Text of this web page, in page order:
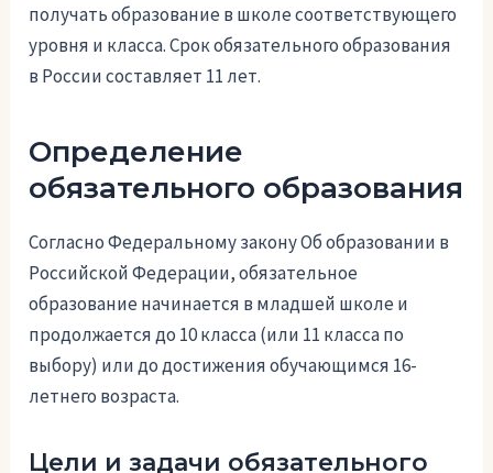
получать образование в школе соответствующего
уровня и класса. Срок обязательного образования
в России составляет 11 лет.
Определение
обязательного образования
Согласно Федеральному закону Об образовании в
Российской Федерации, обязательное
образование начинается в младшей школе и
продолжается до 10 класса (или 11 класса по
выбору) или до достижения обучающимся 16-
летнего возраста.
Цели и задачи обязательного